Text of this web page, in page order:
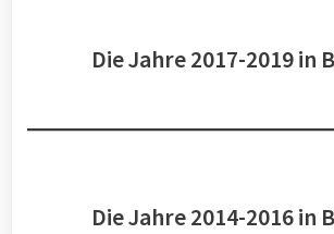
Die Jahre 2017-2019 in
Die Jahre 2014-2016 in